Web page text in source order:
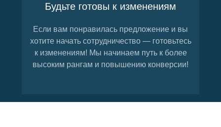
Будьте готовы к изменениям
Если вам понравилась предложение и вы
хотите начать сотрудничество — готовьтесь
к изменениям! Мы начинаем путь к более
высоким рангам и повышению конверсии!